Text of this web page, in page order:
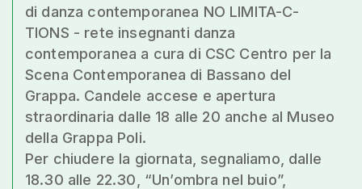
di danza contemporanea NO LIMITA-C-
TIONS - rete insegnanti danza
contemporanea a cura di CSC Centro per la
Scena Contemporanea di Bassano del
Grappa. Candele accese e apertura
straordinaria dalle 18 alle 20 anche al Museo
della Grappa Poli.
Per chiudere la giornata, segnaliamo, dalle
18.30 alle 22.30, “Un’ombra nel buio”,